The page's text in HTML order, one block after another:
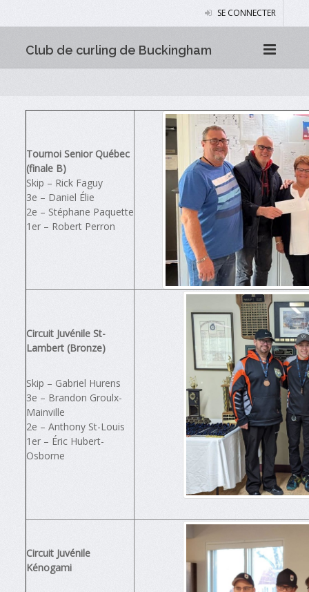
SE CONNECTER
Club de curling de Buckingham
Tournoi Senior Québec
(finale B)
Skip – Rick Faguy
3e – Daniel Élie
2e – Stéphane Paquette
1er – Robert Perron
Circuit Juvénile St-
Lambert (Bronze)
Skip – Gabriel Hurens
3e – Brandon Groulx-
Mainville
2e – Anthony St-Louis
1er – Éric Hubert-
Osborne
Circuit Juvénile
Kénogami